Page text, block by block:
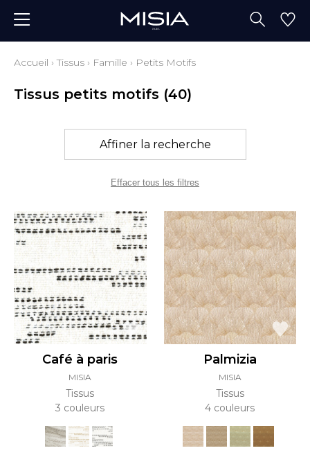
Accueil ›Tissus › Famille › Petits Motifs
Tissus petits motifs (40)
Affiner la recherche
Effacer tous les filtres
Café à paris
MISIA
Tissus
3 couleurs
Palmizia
MISIA
Tissus
4 couleurs